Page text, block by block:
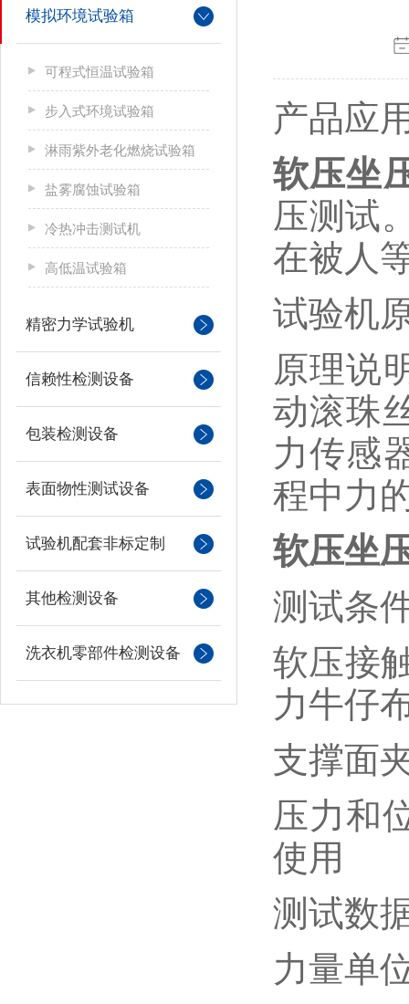
模拟环境试验箱
可程式恒温试验箱
步入式环境试验箱
淋雨紫外老化燃烧试验箱
盐雾腐蚀试验箱
冷热冲击测试机
高低温试验箱
精密力学试验机
信赖性检测设备
包装检测设备
表面物性测试设备
试验机配套非标定制
其他检测设备
洗衣机零部件检测设备
产品应
软压坐
压测试
在被人
试验机
原理说
动滚珠
力传感
程中力
软压坐
测试条
软压接
力牛仔
支撑面
压力和
使用
测试数
力量单